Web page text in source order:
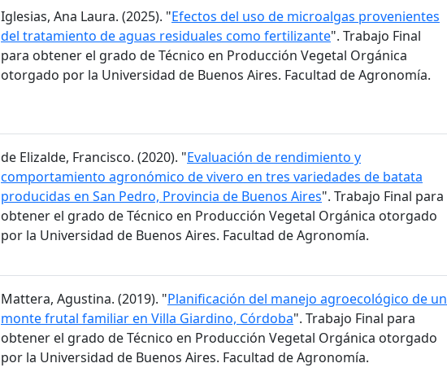
Iglesias, Ana Laura. (2025). "Efectos del uso de microalgas provenientes
del tratamiento de aguas residuales como fertilizante". Trabajo Final
para obtener el grado de Técnico en Producción Vegetal Orgánica
otorgado por la Universidad de Buenos Aires. Facultad de Agronomía.
de Elizalde, Francisco. (2020). "Evaluación de rendimiento y
comportamiento agronómico de vivero en tres variedades de batata
producidas en San Pedro, Provincia de Buenos Aires". Trabajo Final para
obtener el grado de Técnico en Producción Vegetal Orgánica otorgado
por la Universidad de Buenos Aires. Facultad de Agronomía.
Mattera, Agustina. (2019). "Planificación del manejo agroecológico de un
monte frutal familiar en Villa Giardino, Córdoba". Trabajo Final para
obtener el grado de Técnico en Producción Vegetal Orgánica otorgado
por la Universidad de Buenos Aires. Facultad de Agronomía.